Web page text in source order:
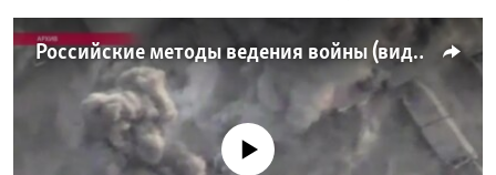
СОВЕТЫ ПРАВОЗАЩИТНИКОВ
ПРОПАВШИЕ БЕЗ ВЕСТИ
ПОБЕДИТЕЛЕЙ НЕ СУДЯТ?
КРЫМ.НЕПОКОРЕННЫЙ
Qırımtatar
ПРИСОЕДИНЯЙТЕСЬ!
Российские методы ведения войны (видео)
No media source currently available